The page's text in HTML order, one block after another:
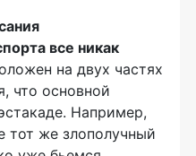
все никак
на двух частях
что основной
Например,
тот же злополучный